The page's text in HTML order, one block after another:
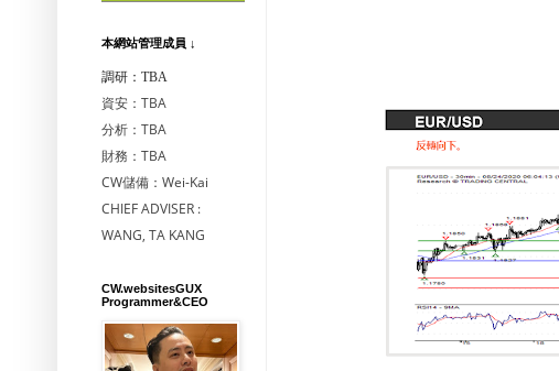
本網站管理成員 ↓
調研：TBA
資安：TBA
分析：TBA
財務：TBA
CW儲備：Wei-Kai
CHIEF ADVISER :
WANG, TA KANG
CW.websitesGUX
Programmer&CEO